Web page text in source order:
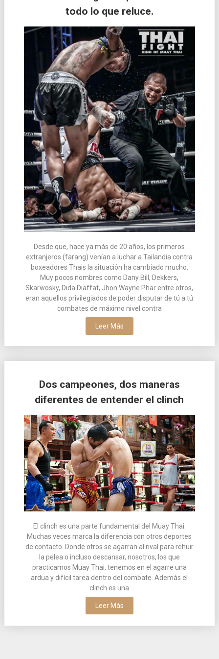
todo lo que reluce.
Desde que, hace ya más de 20 años, los primeros
extranjeros (farang) venían a luchar a Tailandia contra
boxeadores Thais la situación ha cambiado mucho.
Muy pocos nombres como Dany Bill, Dekkers,
Skarwosky, Dida Diaffat, Jhon Wayne Phar entre otros,
eran aquellos privilegiados de poder disputar de tú a tú
combates de máximo nivel contra
Leer Más
Dos campeones, dos maneras
diferentes de entender el clinch
El clinch es una parte fundamental del Muay Thai.
Muchas veces marca la diferencia con otros deportes
de contacto. Donde otros se agarran al rival para rehuir
la pelea o incluso descansar, nosotros, los que
practicamos Muay Thai, tenemos en el agarre una
ardua y difícil tarea dentro del combate. Además el
clinch es una
Leer Más
entradas